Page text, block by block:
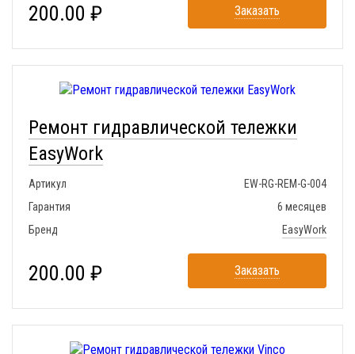
200.00 ₽ Заказать
Ремонт гидравлической тележки
EasyWork
Артикул
EW-RG-REM-G-004
Гарантия
6 месяцев
Бренд
EasyWork
200.00 ₽ Заказать